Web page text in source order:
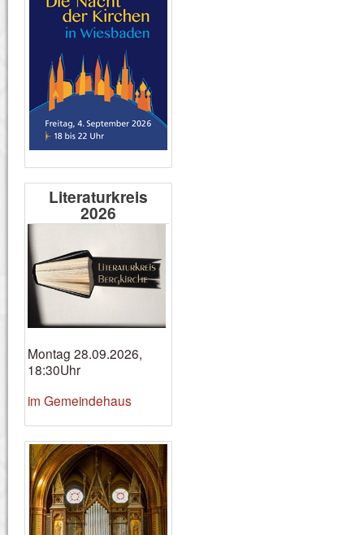
Literaturkreis
2026
Montag 28.09.2026,
18:30Uhr
im Gemeindehaus